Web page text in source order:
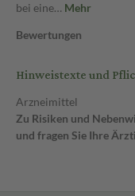
bei eine… Mehr
Bewertungen
Hinweistexte und
Arzneimittel
Zu Risiken und
und fragen Sie Ihre